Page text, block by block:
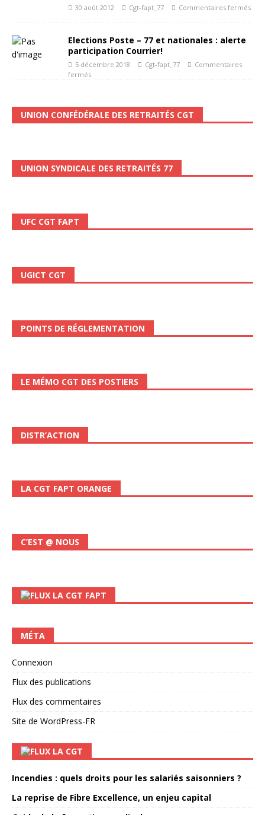
30 août 2012 Cgt-fapt_77 Commentaires fermés
Elections Poste – 77 et nationales : alerte
participation Courrier!
5 décembre 2018 Cgt-fapt_77
Commentaires
fermés
UNION CONFÉDÉRALE DES RETRAITÉS CGT
UNION SYNDICALE DES RETRAITÉS 77
UFC CGT FAPT
UGICT CGT
POINTS DE RÉGLEMENTATION
LE MÉMO CGT DES POSTIERS
DISTR’ACTION
LA CGT FAPT ORANGE
C’EST @ NOUS
LA CGT FAPT
MÉTA
Connexion
Flux des publications
Flux des commentaires
Site de WordPress-FR
LA CGT
Incendies : quels droits pour les salariés saisonniers ?
La reprise de Fibre Excellence, un enjeu capital